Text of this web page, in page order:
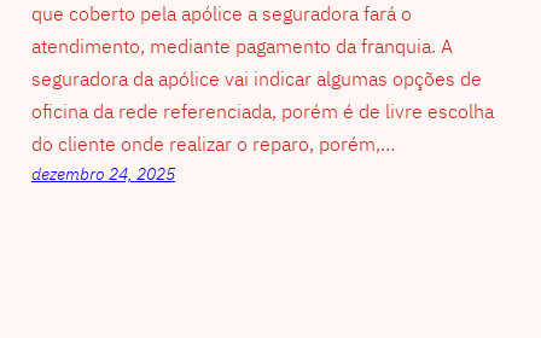
que coberto pela apólice a seguradora fará o
atendimento, mediante pagamento da franquia. A
seguradora da apólice vai indicar algumas opções de
oficina da rede referenciada, porém é de livre escolha
do cliente onde realizar o reparo, porém,…
dezembro 24, 2025